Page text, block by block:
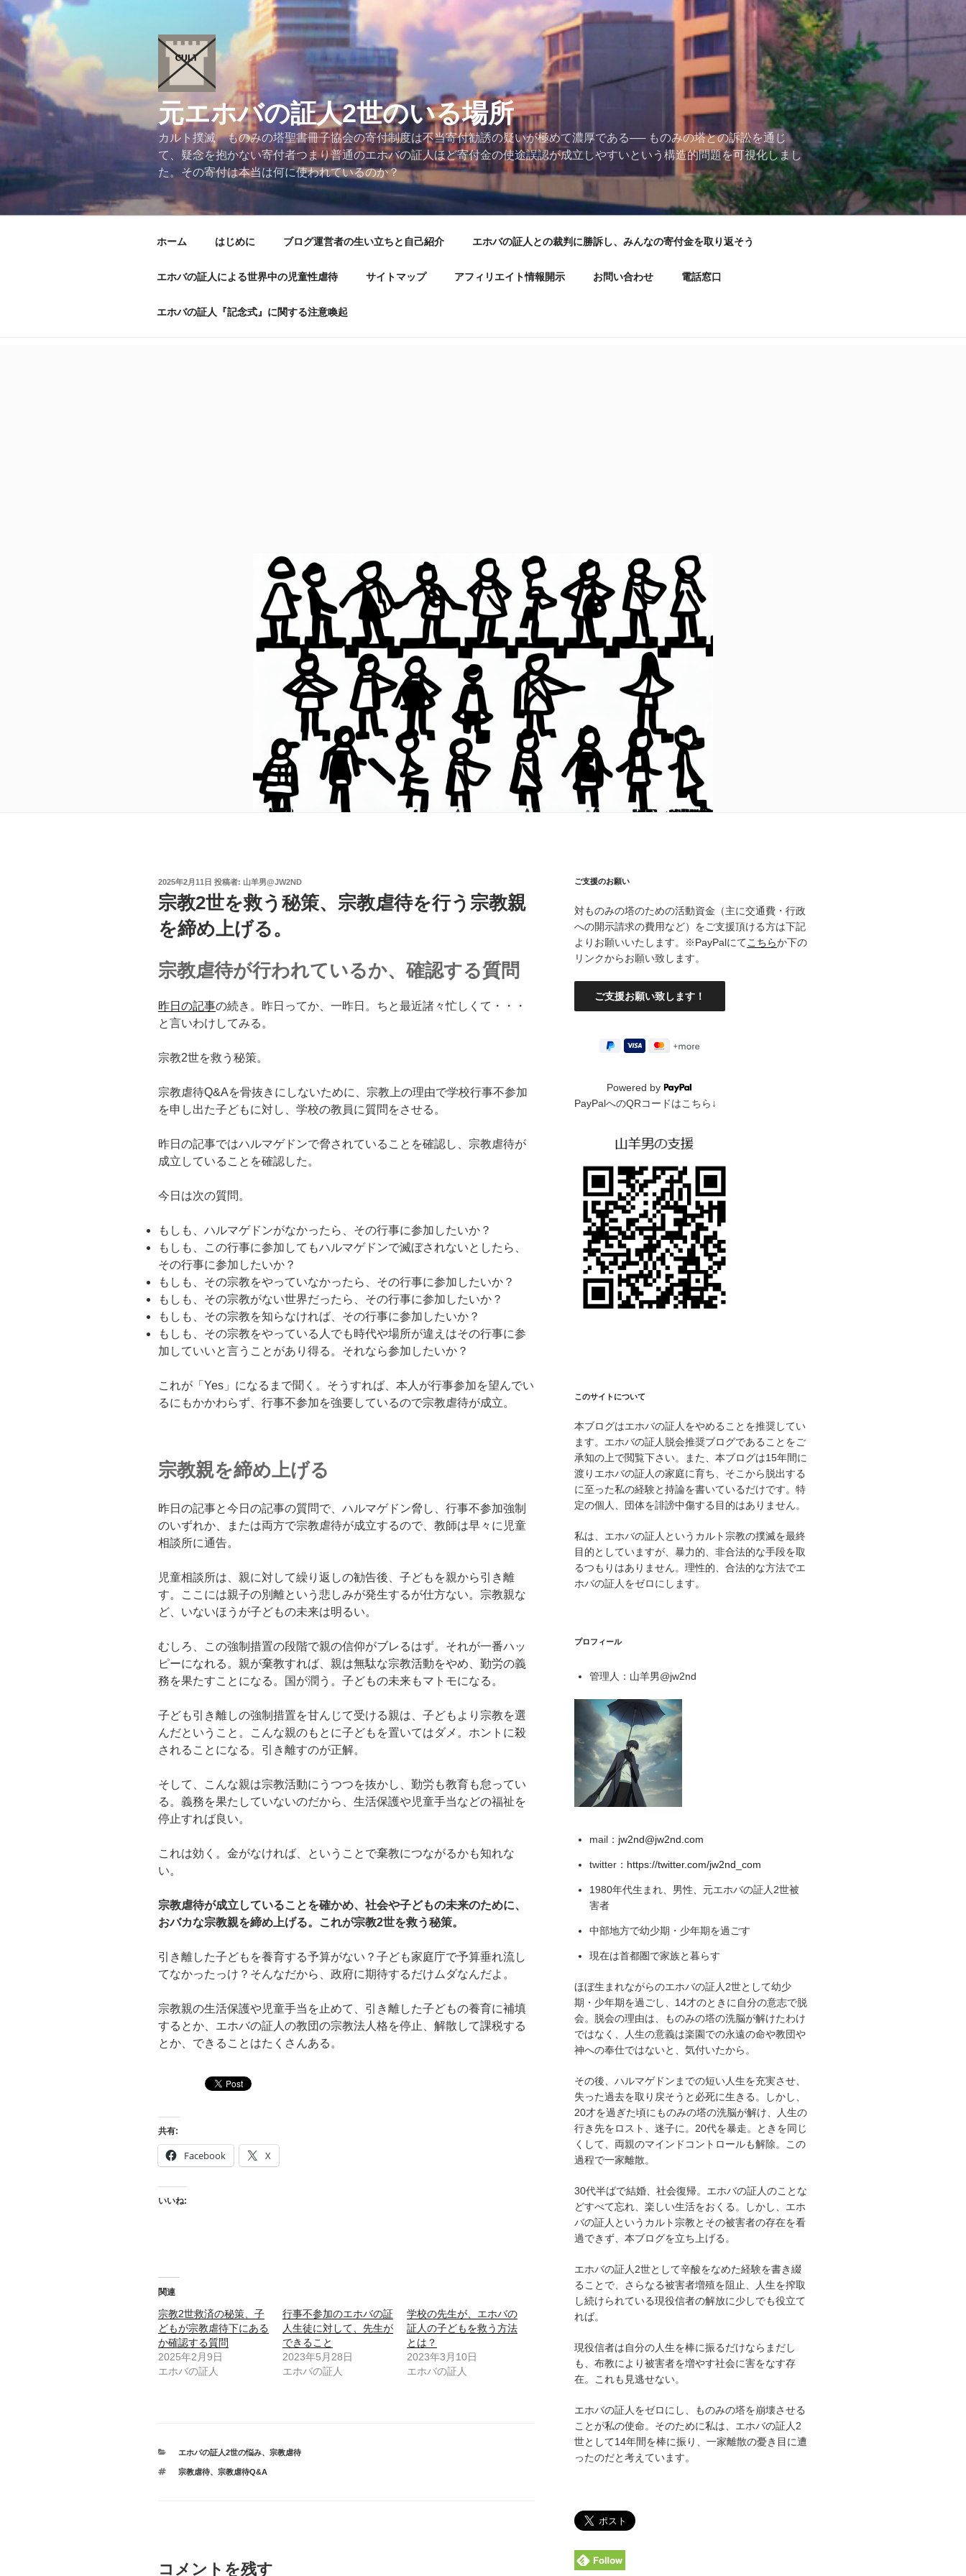
ン
ン
ツ
へ
キ
プ
元エホバの証人2世のいる場所
カルト撲滅 ものみの塔聖書冊子協会の寄付制度は不当寄付勧誘の疑いが極めて濃厚である── ものみの塔との訴訟を通じ
て、疑念を抱かない寄付者つまり普通のエホバの証人ほど寄付金の使途誤認が成立しやすいという構造的問題を可視化しまし
た。その寄付は本当は何に使われているのか？
ホーム はじめに ブログ運営者の生い立ちと自己紹介 エホバの証人との裁判に勝訴し、みんなの寄付金を取り返そう
エホバの証人による世界中の児童性虐待 サイトマップ アフィリエイト情報開示 お問い合わせ 電話窓口
エホバの証人『記念式』に関する注意喚起
投
日:
2025年2月11日 投稿者: 山羊男@JW2ND
宗教2世を救う秘策、宗教虐待を行う宗教親
を締め上げる。
宗教虐待が行われているか、確認する質問
昨日の記事の続き。昨日ってか、一昨日。ちと最近諸々忙しくて・・・
と言いわけしてみる。
宗教2世を救う秘策。
宗教虐待Q&Aを骨抜きにしないために、宗教上の理由で学校行事不参加
を申し出た子どもに対し、学校の教員に質問をさせる。
昨日の記事ではハルマゲドンで脅されていることを確認し、宗教虐待が
成立していることを確認した。
今日は次の質問。
もしも、ハルマゲドンがなかったら、その行事に参加したいか？
もしも、この行事に参加してもハルマゲドンで滅ぼされないとしたら、
その行事に参加したいか？
もしも、その宗教をやっていなかったら、その行事に参加したいか？
もしも、その宗教がない世界だったら、その行事に参加したいか？
もしも、その宗教を知らなければ、その行事に参加したいか？
もしも、その宗教をやっている人でも時代や場所が違えはその行事に参
加していいと言うことがあり得る。それなら参加したいか？
これが「Yes」になるまで聞く。そうすれば、本人が行事参加を望んでい
るにもかかわらず、行事不参加を強要しているので宗教虐待が成立。
宗教親を締め上げる
昨日の記事と今日の記事の質問で、ハルマゲドン脅し、行事不参加強制
のいずれか、または両方で宗教虐待が成立するので、教師は早々に児童
相談所に通告。
児童相談所は、親に対して繰り返しの勧告後、子どもを親から引き離
す。ここには親子の別離という悲しみが発生するが仕方ない。宗教親な
ど、いないほうが子どもの未来は明るい。
むしろ、この強制措置の段階で親の信仰がブレるはず。それが一番ハッ
ピーになれる。親が棄教すれば、親は無駄な宗教活動をやめ、勤労の義
務を果たすことになる。国が潤う。子どもの未来もマトモになる。
子ども引き離しの強制措置を甘んじて受ける親は、子どもより宗教を選
んだということ。こんな親のもとに子どもを置いてはダメ。ホントに殺
されることになる。引き離すのが正解。
そして、こんな親は宗教活動にうつつを抜かし、勤労も教育も怠ってい
る。義務を果たしていないのだから、生活保護や児童手当などの福祉を
停止すれば良い。
これは効く。金がなければ、ということで棄教につながるかも知れな
い。
宗教虐待が成立していることを確かめ、社会や子どもの未来のために、
おバカな宗教親を締め上げる。これが宗教2世を救う秘策。
引き離した子どもを養育する予算がない？子ども家庭庁で予算垂れ流し
てなかったっけ？そんなだから、政府に期待するだけムダなんだよ。
宗教親の生活保護や児童手当を止めて、引き離した子どもの養育に補填
するとか、エホバの証人の教団の宗教法人格を停止、解散して課税する
とか、できることはたくさんある。
共有:
Facebook X
いいね:
関連
宗教2世救済の秘策、子
どもが宗教虐待下にある
か確認する質問
2025年2月9日
エホバの証人
行事不参加のエホバの証
人生徒に対して、先生が
できること
2023年5月28日
エホバの証人
学校の先生が、エホバの
証人の子どもを救う方法
とは？
2023年3月10日
エホバの証人
カ
ゴ
エホバの証人2世の悩み、 宗教虐待
タ
宗教虐待、 宗教虐待Q&A
コメントを残す
ご支援のお願い
対ものみの塔のための活動資金（主に交通費・行政
への開示請求の費用など）をご支援頂ける方は下記
よりお願いいたします。※PayPalにてこちらか下の
リンクからお願い致します。
Powered by
PayPalへのQRコードはこちら↓
このサイトについて
本ブログはエホバの証人をやめることを推奨してい
ます。エホバの証人脱会推奨ブログであることをご
承知の上で閲覧下さい。また、本ブログは15年間に
渡りエホバの証人の家庭に育ち、そこから脱出する
に至った私の経験と持論を書いているだけです。特
定の個人、団体を誹謗中傷する目的はありません。
私は、エホバの証人というカルト宗教の撲滅を最終
目的としていますが、暴力的、非合法的な手段を取
るつもりはありません。理性的、合法的な方法でエ
ホバの証人をゼロにします。
プロフィール
管理人：山羊男@jw2nd
mail： jw2nd@jw2nd.com
twitter： https://twitter.com/jw2nd_com
1980年代生まれ、男性、元エホバの証人2世被
害者
中部地方で幼少期・少年期を過ごす
現在は首都圏で家族と暮らす
ほぼ生まれながらのエホバの証人2世として幼少
期・少年期を過ごし、14才のときに自分の意志で脱
会。脱会の理由は、ものみの塔の洗脳が解けたわけ
ではなく、人生の意義は楽園での永遠の命や教団や
神への奉仕ではないと、気付いたから。
その後、ハルマゲドンまでの短い人生を充実させ、
失った過去を取り戻そうと必死に生きる。しかし、
20才を過ぎた頃にものみの塔の洗脳が解け、人生の
行き先をロスト、迷子に。20代を暴走。ときを同じ
くして、両親のマインドコントロールも解除。この
過程で一家離散。
30代半ばで結婚、社会復帰。エホバの証人のことな
どすべて忘れ、楽しい生活をおくる。しかし、エホ
バの証人というカルト宗教とその被害者の存在を看
過できず、本ブログを立ち上げる。
エホバの証人2世として辛酸をなめた経験を書き綴
ることで、さらなる被害者増殖を阻止、人生を搾取
し続けられている現役信者の解放に少しでも役立て
れば。
現役信者は自分の人生を棒に振るだけならまだし
も、布教により被害者を増やす社会に害をなす存
在。これも見逃せない。
エホバの証人をゼロにし、ものみの塔を崩壊させる
ことが私の使命。そのために私は、エホバの証人2
世として14年間を棒に振り、一家離散の憂き目に遭
ったのだと考えています。